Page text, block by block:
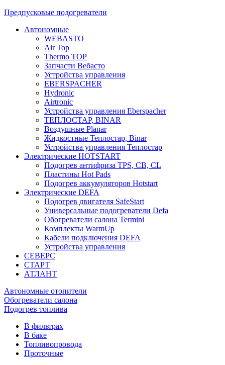
Предпусковые подогреватели
Автономные
WEBASTO
Air Top
Thermo TOP
Запчасти Вебасто
Устройства управления
EBERSPACHER
Hydronic
Airtronic
Устройства управления Eberspacher
ТЕПЛОСТАР, BINAR
Воздушные Planar
Жидкостные Теплостар, Binar
Устройства управления Теплостар
Электрические HOTSTART
Подогрев антифриза TPS, CB, CL
Пластины Hot Pads
Подогрев аккумуляторов Hotstart
Электрические DEFA
Подогрев двигателя SafeStart
Универсальные подогреватели Defa
Обогреватели салона Termini
Комплекты WarmUp
Кабели подключения DEFA
Устройства управления
СЕВЕРС
СТАРТ
АТЛАНТ
Автономные отопители
Обогреватели салона
Подогрев топлива
В фильтрах
В баке
Топливопровода
Проточные